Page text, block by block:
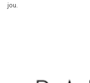
jou.